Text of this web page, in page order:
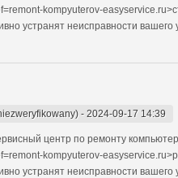
kompyuterov-
устранят неисправности вашего
- 2024-09-17 14:39
центр по ремонту
kompyuterov-
устранят неисправности вашего